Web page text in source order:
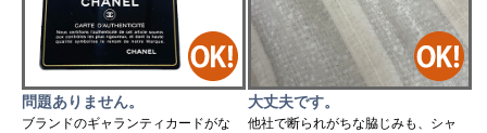
問題ありません。
ブランドのギャランティカードがな
大丈夫です。
他社で断られがちな脇じみも、シャ